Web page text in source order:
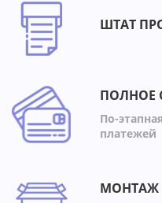
ШТАТ
ПОЛНОЕ
По-
платежей
МОНТАЖ